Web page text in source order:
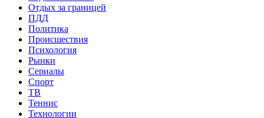
Отдых за границей
ПДД
Политика
Происшествия
Психология
Рынки
Сериалы
Спорт
ТВ
Теннис
Технологии